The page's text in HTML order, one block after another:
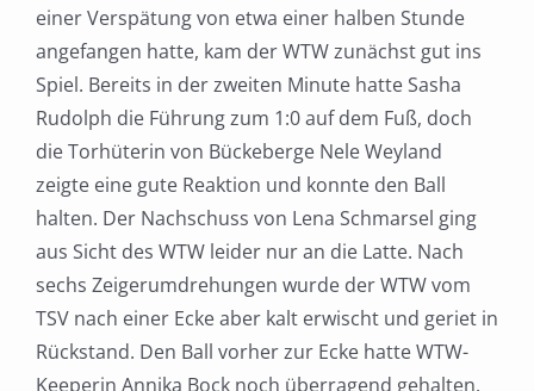
einer Verspätung von etwa einer halben Stunde
angefangen hatte, kam der WTW zunächst gut ins
Spiel. Bereits in der zweiten Minute hatte Sasha
Rudolph die Führung zum 1:0 auf dem Fuß, doch
die Torhüterin von Bückeberge Nele Weyland
zeigte eine gute Reaktion und konnte den Ball
halten. Der Nachschuss von Lena Schmarsel ging
aus Sicht des WTW leider nur an die Latte. Nach
sechs Zeigerumdrehungen wurde der WTW vom
TSV nach einer Ecke aber kalt erwischt und geriet in
Rückstand. Den Ball vorher zur Ecke hatte WTW-
Keeperin Annika Bock noch überragend gehalten.